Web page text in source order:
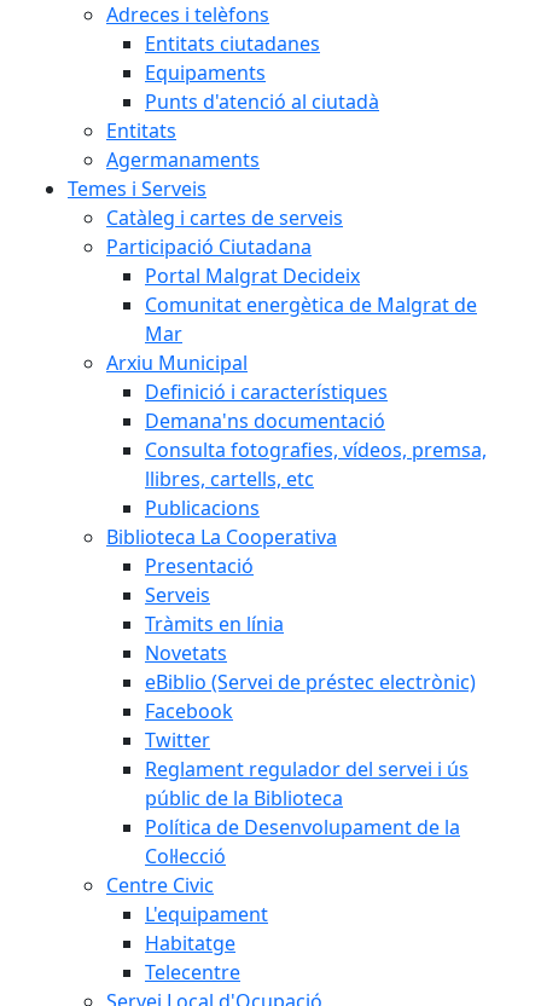
Adreces i telèfons
Entitats ciutadanes
Equipaments
Punts d'atenció al ciutadà
Entitats
Agermanaments
Temes i Serveis
Catàleg i cartes de serveis
Participació Ciutadana
Portal Malgrat Decideix
Comunitat energètica de Malgrat de
Mar
Arxiu Municipal
Definició i característiques
Demana'ns documentació
Consulta fotografies, vídeos, premsa,
llibres, cartells, etc
Publicacions
Biblioteca La Cooperativa
Presentació
Serveis
Tràmits en línia
Novetats
eBiblio (Servei de préstec electrònic)
Facebook
Twitter
Reglament regulador del servei i ús
públic de la Biblioteca
Política de Desenvolupament de la
Col·lecció
Centre Civic
L'equipament
Habitatge
Telecentre